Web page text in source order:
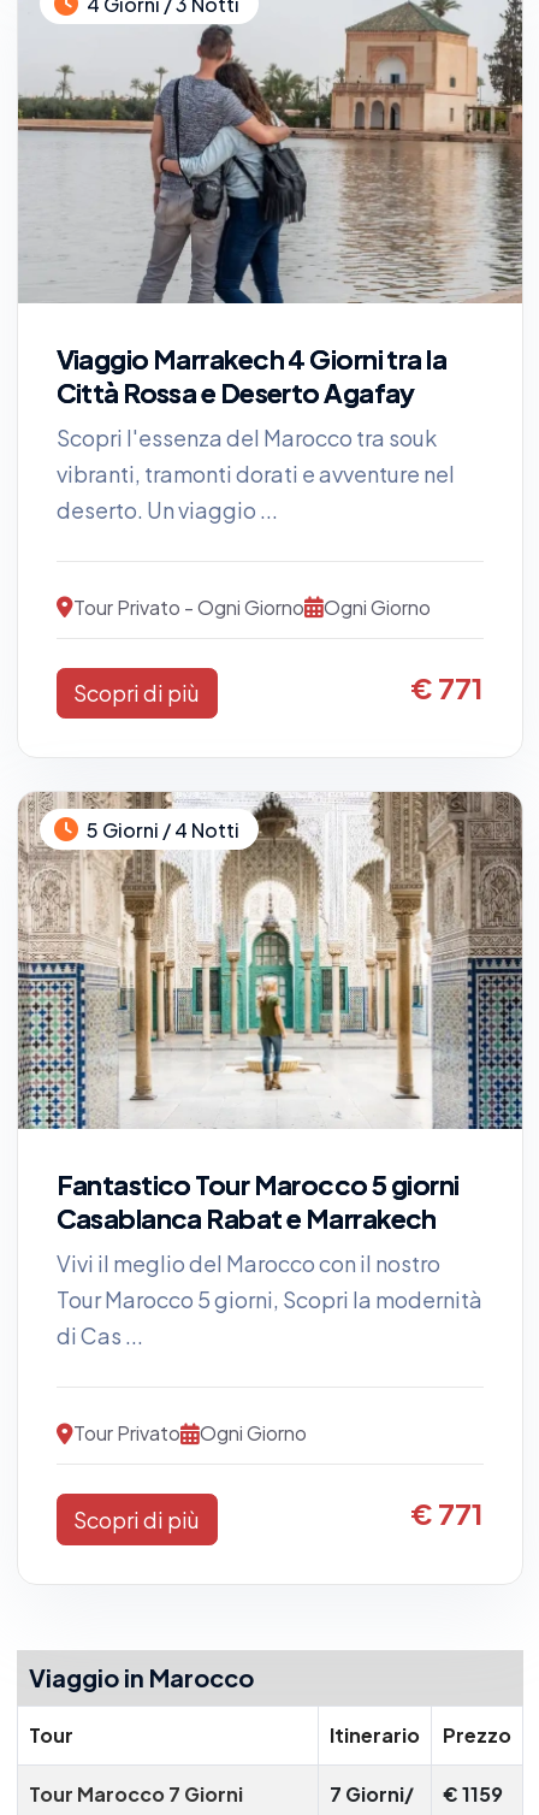
Viaggio Marrakech 4 Giorni tra la
Città Rossa e Deserto Agafay
Scopri l'essenza del Marocco tra souk
vibranti, tramonti dorati e avventure nel
deserto. Un viaggio ...
Tour Privato - Ogni Giorno Ogni Giorno
Scopri di più € 771
5 Giorni / 4 Notti
Fantastico Tour Marocco 5 giorni
Casablanca Rabat e Marrakech
Vivi il meglio del Marocco con il nostro
Tour Marocco 5 giorni, Scopri la modernità
di Cas ...
Tour Privato Ogni Giorno
Scopri di più € 771
Viaggio in Marocco
Tour Itinerario Prezzo
Tour Marocco 7 Giorni
7 Giorni/
€ 1159